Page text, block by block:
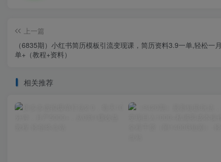
上一篇
（6835期）小红书简历模板引流变现课，简历资料3.9一单,轻松一
单+（教程+资料）
相关推荐